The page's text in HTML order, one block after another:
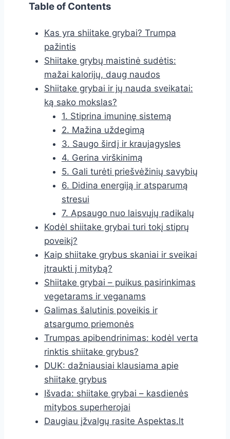
Table of Contents
Kas yra shiitake grybai? Trumpa
pažintis
Shiitake grybų maistinė sudėtis:
mažai kalorijų, daug naudos
Shiitake grybai ir jų nauda sveikatai:
ką sako mokslas?
1. Stiprina imuninę sistemą
2. Mažina uždegimą
3. Saugo širdį ir kraujagysles
4. Gerina virškinimą
5. Gali turėti priešvėžinių savybių
6. Didina energiją ir atsparumą
stresui
7. Apsaugo nuo laisvųjų radikalų
Kodėl shiitake grybai turi tokį stiprų
poveikį?
Kaip shiitake grybus skaniai ir sveikai
įtraukti į mitybą?
Shiitake grybai – puikus pasirinkimas
vegetarams ir veganams
Galimas šalutinis poveikis ir
atsargumo priemonės
Trumpas apibendrinimas: kodėl verta
rinktis shiitake grybus?
DUK: dažniausiai klausiama apie
shiitake grybus
Išvada: shiitake grybai – kasdienės
mitybos superherojai
Daugiau įžvalgų rasite Aspektas.lt